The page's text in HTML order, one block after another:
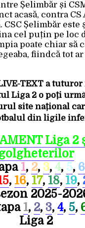
Șelimbăr și
acasă, contra CS
CSC Șelimbăr este
cel puțin pe loc
poate chiar să
fiindcă tot
TEXT a
Liga 2 o poți
site național
din ligile
Liga 2
1, 2, 3, 4, 5, 6
, 16, 17, 18, 19,
2025-
1, 2, 3, 4, 5,
Liga 2